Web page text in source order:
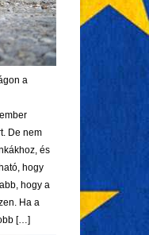
a
De nem
és
hogy
hogy a
Ha a
[…]